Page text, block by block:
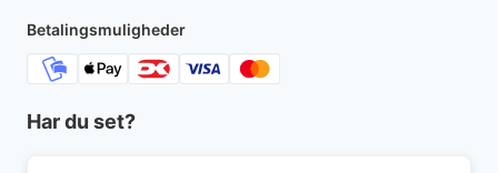
5.999 kr..
Betalingsmuligheder
Har du set?